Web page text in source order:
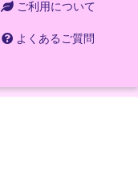
ご利用について
よくあるご質問